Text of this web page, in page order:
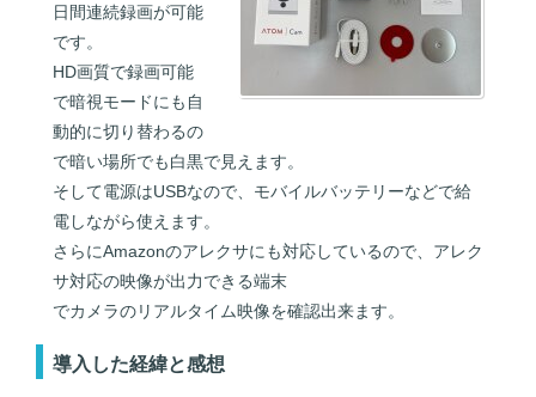
日間連続録画が可能
です。
HD画質で録画可能
で暗視モードにも自
動的に切り替わるの
で暗い場所でも白黒で見えます。
そして電源はUSBなので、モバイルバッテリーなどで給
電しながら使えます。
さらにAmazonのアレクサにも対応しているので、アレク
サ対応の映像が出力できる端末
でカメラのリアルタイム映像を確認出来ます。
導入した経緯と感想